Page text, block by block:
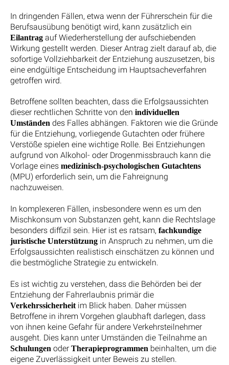
In dringenden Fällen, etwa wenn der Führerschein für die
Berufsausübung benötigt wird, kann zusätzlich ein
Eilantrag auf Wiederherstellung der aufschiebenden
Wirkung gestellt werden. Dieser Antrag zielt darauf ab, die
sofortige Vollziehbarkeit der Entziehung auszusetzen, bis
eine endgültige Entscheidung im Hauptsacheverfahren
getroffen wird.
Betroffene sollten beachten, dass die Erfolgsaussichten
dieser rechtlichen Schritte von den individuellen
Umständen des Falles abhängen. Faktoren wie die Gründe
für die Entziehung, vorliegende Gutachten oder frühere
Verstöße spielen eine wichtige Rolle. Bei Entziehungen
aufgrund von Alkohol- oder Drogenmissbrauch kann die
Vorlage eines medizinisch-psychologischen Gutachtens
(MPU) erforderlich sein, um die Fahreignung
nachzuweisen.
In komplexeren Fällen, insbesondere wenn es um den
Mischkonsum von Substanzen geht, kann die Rechtslage
besonders diffizil sein. Hier ist es ratsam, fachkundige
juristische Unterstützung in Anspruch zu nehmen, um die
Erfolgsaussichten realistisch einschätzen zu können und
die bestmögliche Strategie zu entwickeln.
Es ist wichtig zu verstehen, dass die Behörden bei der
Entziehung der Fahrerlaubnis primär die
Verkehrssicherheitim Blick haben. Daher müssen
Betroffene in ihrem Vorgehen glaubhaft darlegen, dass
von ihnen keine Gefahr für andere Verkehrsteilnehmer
ausgeht. Dies kann unter Umständen die Teilnahme an
Schulungen oder Therapieprogrammen beinhalten, um die
eigene Zuverlässigkeit unter Beweis zu stellen.